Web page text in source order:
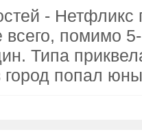
- Нетфликс
всего, помимо
Типа
город попал